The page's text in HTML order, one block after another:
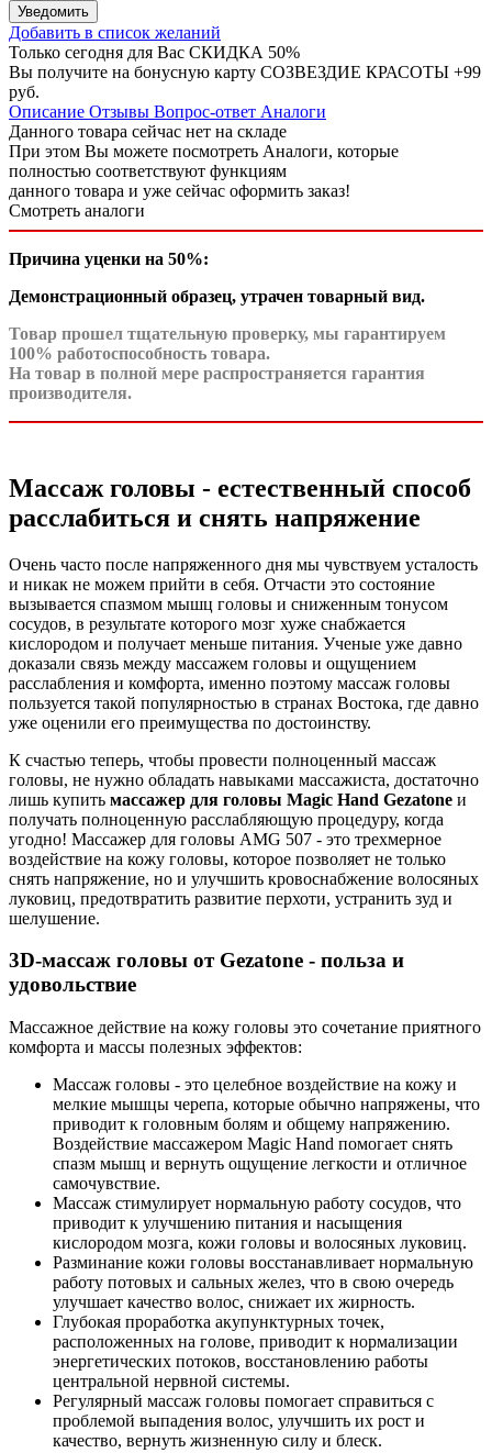
Уведомить
Добавить в список желаний
Только сегодня для Вас СКИДКА 50%
Вы получите на бонусную карту СОЗВЕЗДИЕ КРАСОТЫ +99
руб.
Описание Отзывы Вопрос-ответ Аналоги
Данного товара сейчас нет на складе
При этом Вы можете посмотреть Аналоги, которые
полностью соответствуют функциям
данного товара и уже сейчас оформить заказ!
Смотреть аналоги
Причина уценки на 50%:
Демонстрационный образец, утрачен товарный вид.
Товар прошел тщательную проверку, мы гарантируем
100% работоспособность товара.
На товар в полной мере распространяется гарантия
производителя.
Массаж головы - естественный способ
расслабиться и снять напряжение
Очень часто после напряженного дня мы чувствуем усталость
и никак не можем прийти в себя. Отчасти это состояние
вызывается спазмом мышц головы и сниженным тонусом
сосудов, в результате которого мозг хуже снабжается
кислородом и получает меньше питания. Ученые уже давно
доказали связь между массажем головы и ощущением
расслабления и комфорта, именно поэтому массаж головы
пользуется такой популярностью в странах Востока, где давно
уже оценили его преимущества по достоинству.
К счастью теперь, чтобы провести полноценный массаж
головы, не нужно обладать навыками массажиста, достаточно
лишь купить массажер для головы Magic Hand Gezatone и
получать полноценную расслабляющую процедуру, когда
угодно! Массажер для головы AMG 507 - это трехмерное
воздействие на кожу головы, которое позволяет не только
снять напряжение, но и улучшить кровоснабжение волосяных
луковиц, предотвратить развитие перхоти, устранить зуд и
шелушение.
3D-массаж головы от Gezatone - польза и
удовольствие
Массажное действие на кожу головы это сочетание приятного
комфорта и массы полезных эффектов:
Массаж головы - это целебное воздействие на кожу и
мелкие мышцы черепа, которые обычно напряжены, что
приводит к головным болям и общему напряжению.
Воздействие массажером Magic Hand помогает снять
спазм мышц и вернуть ощущение легкости и отличное
самочувствие.
Массаж стимулирует нормальную работу сосудов, что
приводит к улучшению питания и насыщения
кислородом мозга, кожи головы и волосяных луковиц.
Разминание кожи головы восстанавливает нормальную
работу потовых и сальных желез, что в свою очередь
улучшает качество волос, снижает их жирность.
Глубокая проработка акупунктурных точек,
расположенных на голове, приводит к нормализации
энергетических потоков, восстановлению работы
центральной нервной системы.
Регулярный массаж головы помогает справиться с
проблемой выпадения волос, улучшить их рост и
качество, вернуть жизненную силу и блеск.